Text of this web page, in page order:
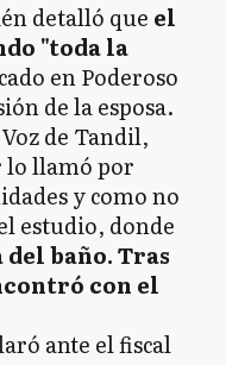
detalló que el
"toda la
en Poderoso
de la esposa.
de Tandil,
lo llamó por
y como no
estudio, donde
baño. Tras
con el
ante el fiscal